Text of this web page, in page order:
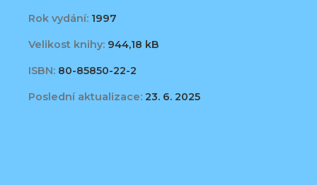
Rok vydání: 1997
Velikost knihy: 944,18 kB
ISBN: 80-85850-22-2
Poslední aktualizace: 23. 6. 2025